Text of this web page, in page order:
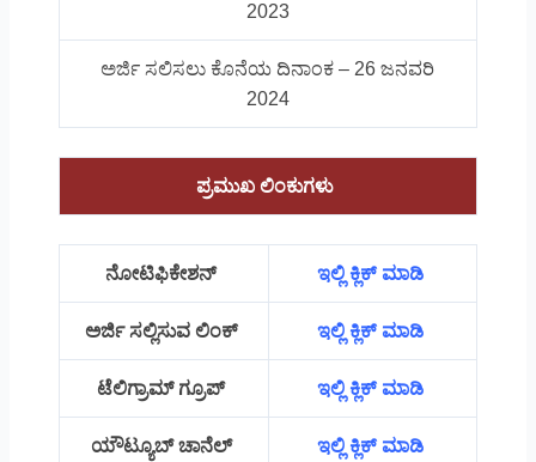
2023
ಅರ್ಜಿ ಸಲಿಸಲು ಕೊನೆಯ ದಿನಾಂಕ – 26 ಜನವರಿ
2024
ಪ್ರಮುಖ ಲಿಂಕುಗಳು
ನೋಟಿಫಿಕೇಶನ್ ಇಲ್ಲಿ ಕ್ಲಿಕ್ ಮಾಡಿ
ಅರ್ಜಿ ಸಲ್ಲಿಸುವ ಲಿಂಕ್ ಇಲ್ಲಿ ಕ್ಲಿಕ್ ಮಾಡಿ
ಟೆಲಿಗ್ರಾಮ್ ಗ್ರೂಪ್ ಇಲ್ಲಿ ಕ್ಲಿಕ್ ಮಾಡಿ
ಯೌಟ್ಯೂಬ್ ಚಾನೆಲ್ ಇಲ್ಲಿ ಕ್ಲಿಕ್ ಮಾಡಿ